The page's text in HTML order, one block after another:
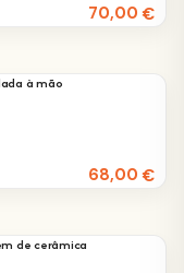
70,00€
à mão
68,00€
de cerâmica